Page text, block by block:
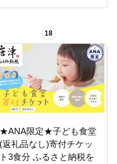
18
★ANA限定★子ども食堂
(返礼品なし)寄付チケッ
ト3食分 ふるさと納税を